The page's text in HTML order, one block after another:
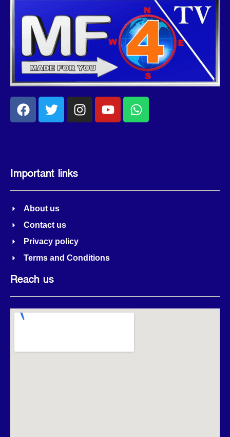
Important links
About us
Contact us
Privacy policy
Terms and Conditions
Reach us